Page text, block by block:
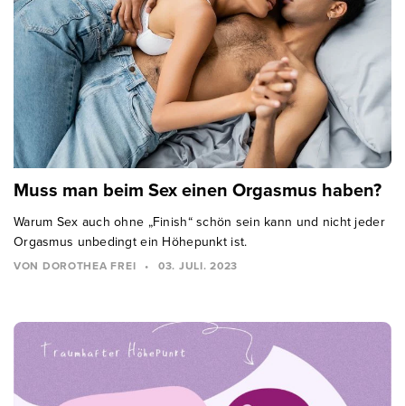
Muss man beim Sex einen Orgasmus haben?
Warum Sex auch ohne „Finish“ schön sein kann und nicht jeder
Orgasmus unbedingt ein Höhepunkt ist.
VON DOROTHEA FREI • 03. JULI. 2023